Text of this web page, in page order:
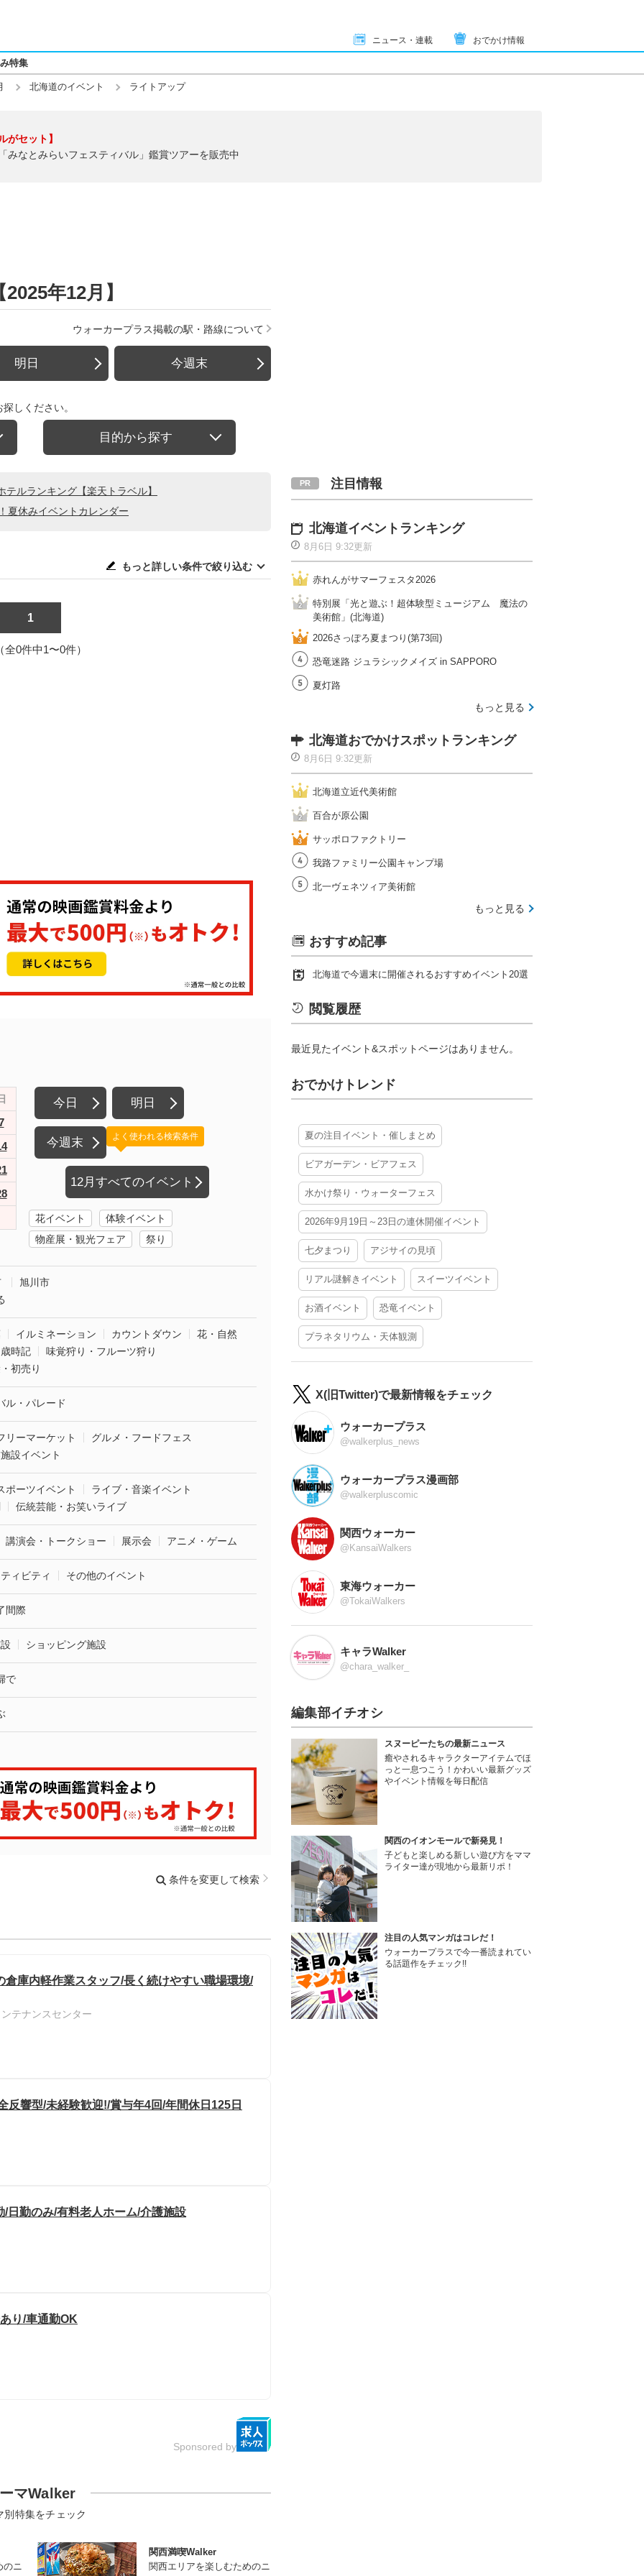
ニュース・連載 おでかけ情報
特集
北海道のイベント ライトアップ
がセット】
みなとみらいフェスティバル」鑑賞ツアーを販売中
年12月】
ウォーカープラス掲載の駅・路線について
明日 今週末
しください。
目的から探す
ルランキング【楽天トラベル】
夏休みイベントカレンダー
もっと詳しい条件で絞り込む
1
全0件中1〜0件）
今日 明日
今週末
12月すべてのイベント
よく使われる検索条件
花イベント
体験イベント
物産展・観光フェア
祭り
旭川市
イルミネーション カウントダウン
花・自然
時記
味覚狩り・フルーツ狩り
初売り
ル・パレード
リーマーケット
グルメ・フードフェス
設イベント
ポーツイベント
ライブ・音楽イベント
伝統芸能・お笑いライブ
講演会・トークショー 展示会 アニメ・ゲーム
ィビティ その他のイベント
間際
ショッピング施設
で
条件を変更して検索
庫内軽作業スタッフ/長く続けやすい職場環境/
テナンスセンター
反響型/未経験歓迎!/賞与年4回/年間休日125日
日勤のみ/有料老人ホーム/介護施設
り/車通勤OK
Sponsored by
マWalker
別特集をチェック
のニ
関西満喫Walker
関西エリアを楽しむためのニ
注目情報
北海道イベントランキング
8月6日 9:32更新
赤れんがサマーフェスタ2026
特別展「光と遊ぶ！超体験型ミュージアム 魔法の
美術館」(北海道)
2026さっぽろ夏まつり(第73回)
恐竜迷路 ジュラシックメイズ in SAPPORO
夏灯路
もっと見る
北海道おでかけスポットランキング
8月6日 9:32更新
北海道立近代美術館
百合が原公園
サッポロファクトリー
我路ファミリー公園キャンプ場
北一ヴェネツィア美術館
もっと見る
おすすめ記事
北海道で今週末に開催されるおすすめイベント20選
閲覧履歴
最近見たイベント&スポットページはありません。
おでかけトレンド
夏の注目イベント・催しまとめ
ビアガーデン・ビアフェス
水かけ祭り・ウォーターフェス
2026年9月19日～23日の連休開催イベント
七夕まつり アジサイの見頃
リアル謎解きイベント スイーツイベント
お酒イベント 恐竜イベント
プラネタリウム・天体観測
X(旧Twitter)で最新情報をチェック
ウォーカープラス
@walkerplus_news
ウォーカープラス漫画部
@walkerpluscomic
関西ウォーカー
@KansaiWalkers
東海ウォーカー
@TokaiWalkers
キャラWalker
@chara_walker_
編集部イチオシ
スヌーピーたちの最新ニュース
癒やされるキャラクターアイテムでほ
っと一息つこう！かわいい最新グッズ
やイベント情報を毎日配信
関西のイオンモールで新発見！
子どもと楽しめる新しい遊び方をママ
ライター達が現地から最新リポ！
注目の人気マンガはコレだ！
ウォーカープラスで今一番読まれてい
る話題作をチェック!!